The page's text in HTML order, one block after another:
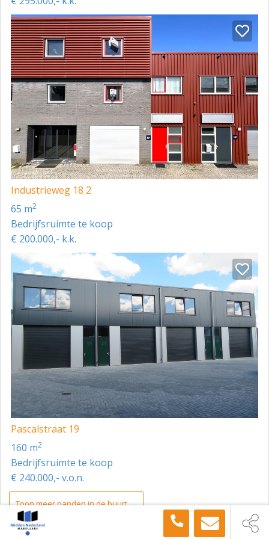
ontleend.
Industrieweg 18 2
65 m2
Bedrijfsruimte te koop
€ 200.000,- k.k.
Pascalstraat 19
160 m2
Bedrijfsruimte te koop
€ 240.000,- v.o.n.
Toon meer panden in de buurt →